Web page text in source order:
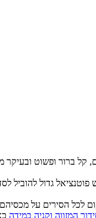
- חוברת הפעלה ב-3 חלקים,
פוטנציאל גדול
המזווה וקניה במידה